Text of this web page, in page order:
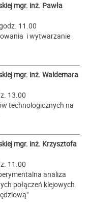
mgr. inż. Pawła
11.00
i wytwarzanie
mgr. inż. Waldemara
13.00
technologicznych na
mgr. inż. Krzysztofa
11.00
analiza
połączeń klejowych